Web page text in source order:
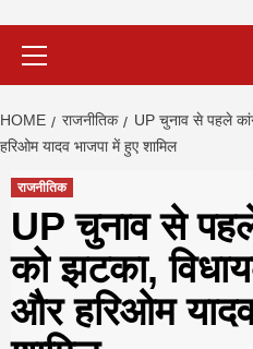
HOME राजनीतिक
UP चुनाव से पहले
हरिओम यादव भाजपा में हुए शामिल
राजनीतिक
UP चुनाव से
को झटका,
और हरिओम